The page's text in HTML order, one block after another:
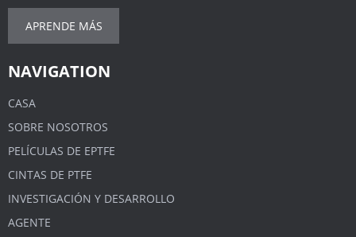
APRENDE MÁS
NAVIGATION
CASA
SOBRE NOSOTROS
PELÍCULAS DE EPTFE
CINTAS DE PTFE
INVESTIGACIÓN Y DESARROLLO
AGENTE